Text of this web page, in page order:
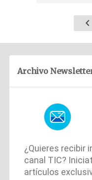
Ir
a
Archivo
¿Quieres recibir
canal TIC?
artículos